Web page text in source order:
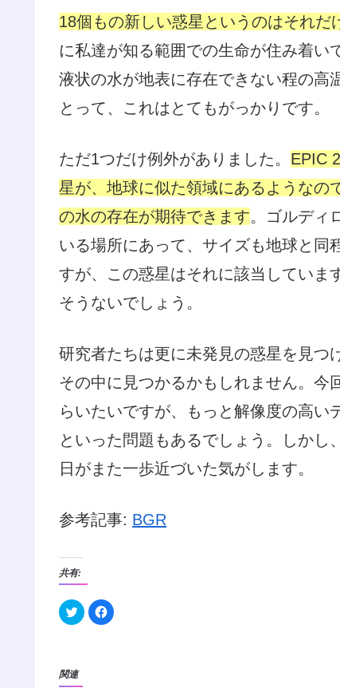
18個もの新しい惑星というのはそれだ
に私達が知る範囲での生命が住み着い
液状の水が地表に存在できない程の高
とって、これはとてもがっかりです。
ただ1つだけ例外がありました。 EPIC
星が、地球に似た領域にあるようなの
の水の存在が期待できます。ゴルディ
いる場所にあって、サイズも地球と同
すが、この惑星はそれに該当していま
そうないでしょう。
研究者たちは更に未発見の惑星を見つ
その中に見つかるかもしれません。今
らいたいですが、もっと解像度の高
といった問題もあるでしょう。しかし
日がまた一歩近づいた気がします。
参考記事: BGR
共有:
ク
リ
F
a
関連